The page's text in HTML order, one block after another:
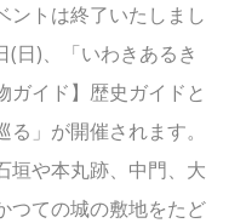
ントは終了いたしまし
(日)、「いわきあるき
ガイド】歴史ガイドと
る」が開催されます。
垣や本丸跡、中門、大
つての城の敷地をたど